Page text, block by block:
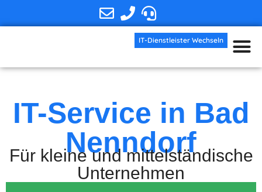
IT-Dienstleister Wechseln
IT-Service in Bad
Nenndorf
Für kleine und mittelständische
Unternehmen